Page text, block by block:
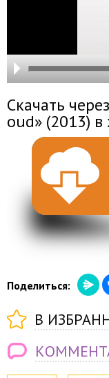
Скачать
oud» (2013)
Поделиться:
В